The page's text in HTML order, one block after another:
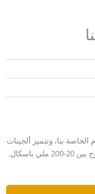
بنا، وتتميز ألجينات